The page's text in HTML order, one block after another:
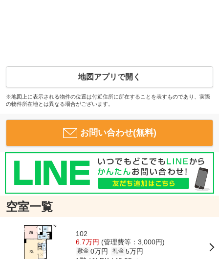
地図アプリで開く
※地図上に表示される物件の位置は付近住所に所在することを表すものであり、実際
の物件所在地とは異なる場合がございます。
お問い合わせ(無料)
空室一覧
102
6.7万円 (管理費等：3,000円)
敷金 0万円 礼金 5万円